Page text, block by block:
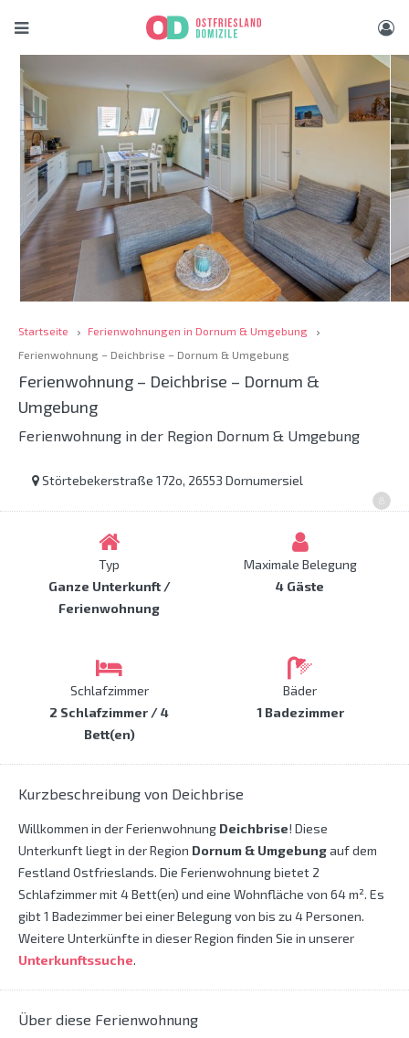
Startseite
Ferienwohnungen in Dornum & Umgebung
Ferienwohnung – Deichbrise – Dornum & Umgebung
Ferienwohnung – Deichbrise – Dornum &
Umgebung
Ferienwohnung in der Region Dornum & Umgebung
Störtebekerstraße 172o, 26553 Dornumersiel
Typ
Ganze Unterkunft /
Ferienwohnung
Maximale Belegung
4 Gäste
Schlafzimmer
2 Schlafzimmer / 4
Bett(en)
Bäder
1 Badezimmer
Kurzbeschreibung von Deichbrise
Willkommen in der Ferienwohnung Deichbrise! Diese
Unterkunft liegt in der Region Dornum & Umgebungauf dem
Festland Ostfrieslands. Die Ferienwohnung bietet 2
Schlafzimmer mit 4 Bett(en) und eine Wohnfläche von 64 m². Es
gibt 1 Badezimmer bei einer Belegung von bis zu 4 Personen.
Weitere Unterkünfte in dieser Region finden Sie in unserer
Unterkunftssuche.
Über diese Ferienwohnung